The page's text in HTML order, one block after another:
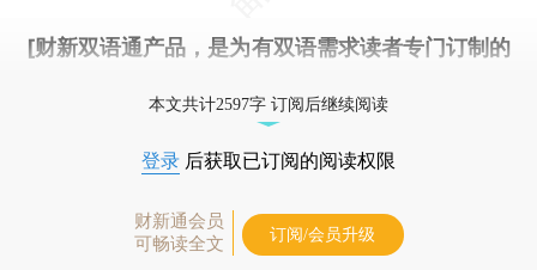
[财新双语通产品，是为有双语需求读者专门订制的
本文共计2597字 订阅后继续阅读
登录 后获取已订阅的阅读权限
财新通会员
可畅读全文
订阅/会员升级